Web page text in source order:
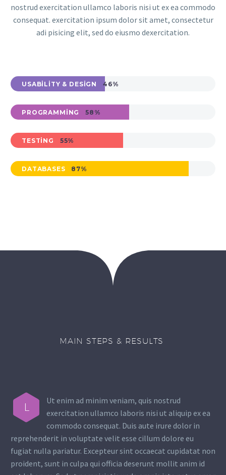
nostrud exercitation ullamco laboris nisi ut ex ea commodo
consequat. exercitation ipsum dolor sit amet, consectetur
adi pisicing elit, sed do eiusmo dexercitation.
USABILITY & DESIGN 46%
PROGRAMMING 58%
TESTING 55%
DATABASES 87%
MAIN STEPS & RESULTS
L
Ut enim ad minim veniam, quis nostrud
exercitation ullamco laboris nisi ut aliquip ex ea
commodo consequat. Duis aute irure dolor in
reprehenderit in voluptate velit esse cillum dolore eu
fugiat nulla pariatur. Excepteur sint occaecat cupidatat non
proident, sunt in culpa qui officia deserunt mollit anim id